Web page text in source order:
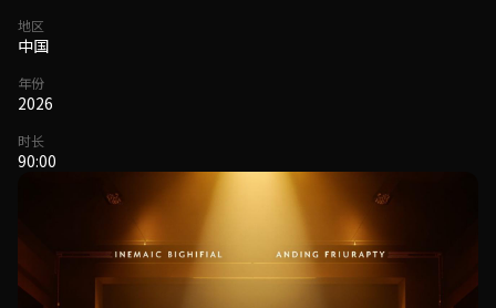
地区
中国
年份
2026
时长
90:00